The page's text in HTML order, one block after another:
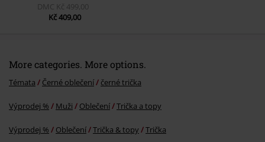
DMC Kč 499,00
Kč 409,00
More categories. More options.
Témata Černé oblečení černé trička
Výprodej % Muži Oblečení Trička a topy
Výprodej % Oblečení Trička & topy Trička